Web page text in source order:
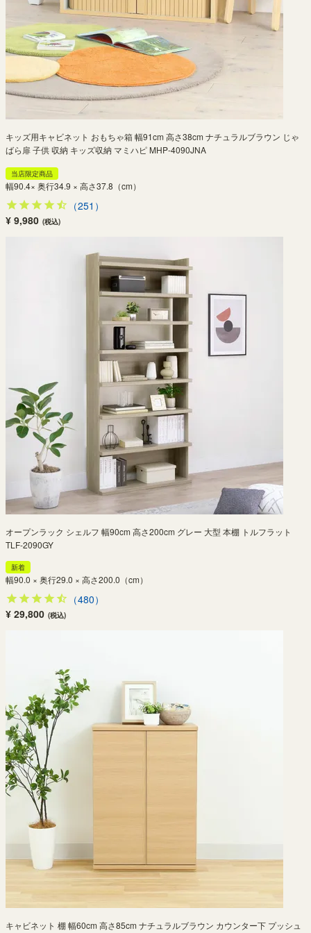
キッズ用キャビネット おもちゃ箱 幅91cm 高さ38cm ナチュラルブラウン じゃ
ばら扉 子供 収納 キッズ収納 マミハピ MHP-4090JNA
当店限定商品
幅90.4× 奥行34.9 × 高さ37.8（cm）
（251）
¥ 9,980 (税込)
オープンラック シェルフ 幅90cm 高さ200cm グレー 大型 本棚 トルフラット
TLF-2090GY
新着
幅90.0 × 奥行29.0 × 高さ200.0（cm）
（480）
¥ 29,800 (税込)
キャビネット 棚 幅60cm 高さ85cm ナチュラルブラウン カウンター下 プッシュ